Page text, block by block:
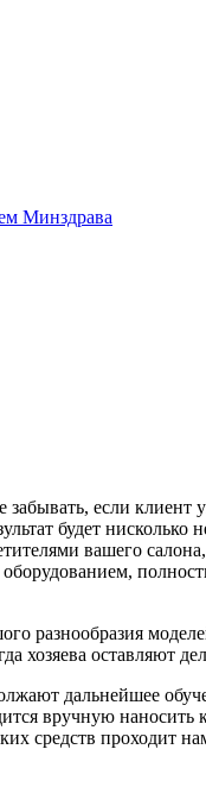
Минздрава
забывать, если
будет нисколько
вашего
разнообразия
оставляют
дальнейшее
вручную
средств проходит